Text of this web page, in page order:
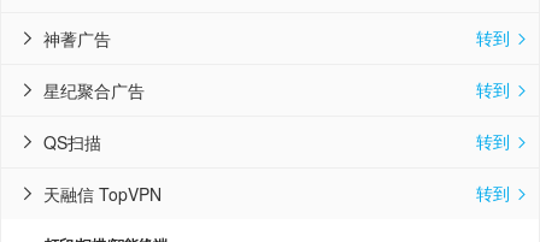
神蓍广告
 转到 
星纪聚合广告
 转到 
QS扫描
 转到 
天融信 TopVPN
 转到 